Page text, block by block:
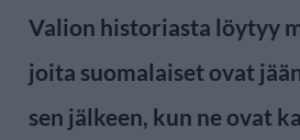
Valion historiasta löytyy
joita suomalaiset ovat
sen jälkeen, kun ne ovat